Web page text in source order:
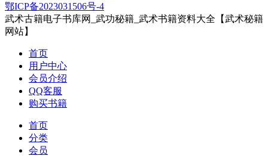
鄂ICP备2023031506号-4
武术古籍电子书库网_武功秘籍_武术书籍资料大全【武术秘籍
网站】
首页
用户中心
会员介绍
QQ客服
购买书籍
首页
分类
会员